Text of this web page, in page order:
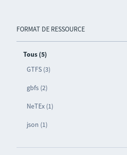
FORMAT DE RESSOURCE
Tous (5)
GTFS (3)
gbfs (2)
NeTEx (1)
json (1)